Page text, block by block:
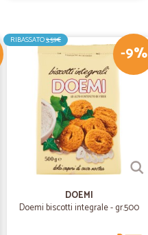
-9%
RIBASSATO3,59€
DOEMI
Doemi biscotti integrale - gr.500